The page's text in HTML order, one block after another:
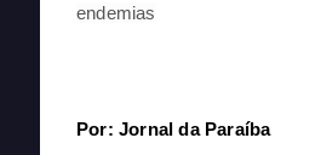
endemias
Por: Jornal da Paraíba